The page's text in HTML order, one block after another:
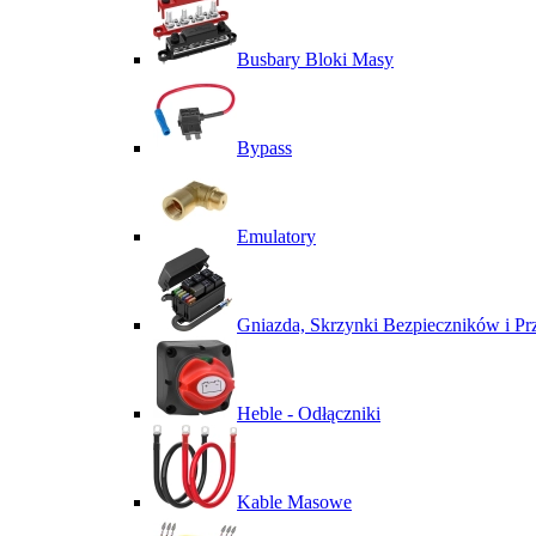
Busbary Bloki Masy
Bypass
Emulatory
Gniazda, Skrzynki Bezpieczników i
Heble - Odłączniki
Kable Masowe